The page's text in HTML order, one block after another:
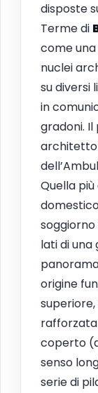
disposte
Terme di
come
nuclei
su diversi
in
gradoni.
Quella
lati di
origine
coperto
senso
serie di